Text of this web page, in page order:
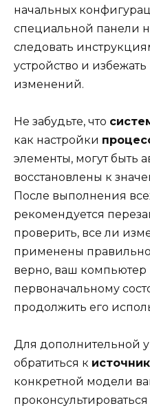
начальных
специальной панели
следовать
устройство и
изменений.
Не забудьте, что
как настройки
элементы, могут быть
восстановлены к
После выполнения
рекомендуется
проверить, все ли
применены
верно, ваш компьютер
первоначальному
продолжить его
Для дополнительной
обратиться к
конкретной модели